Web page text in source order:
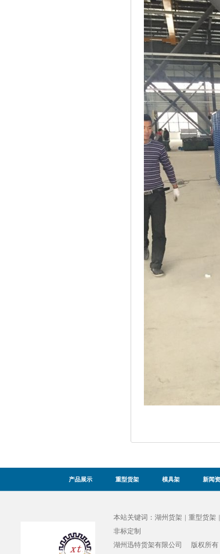
产品展示 重型货架 模具架 新闻
本站关键词： 湖州货架 重型货架
非标定制
湖州迅特货架有限公司
版权所有